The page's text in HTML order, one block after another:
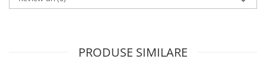
PRODUSE SIMILARE